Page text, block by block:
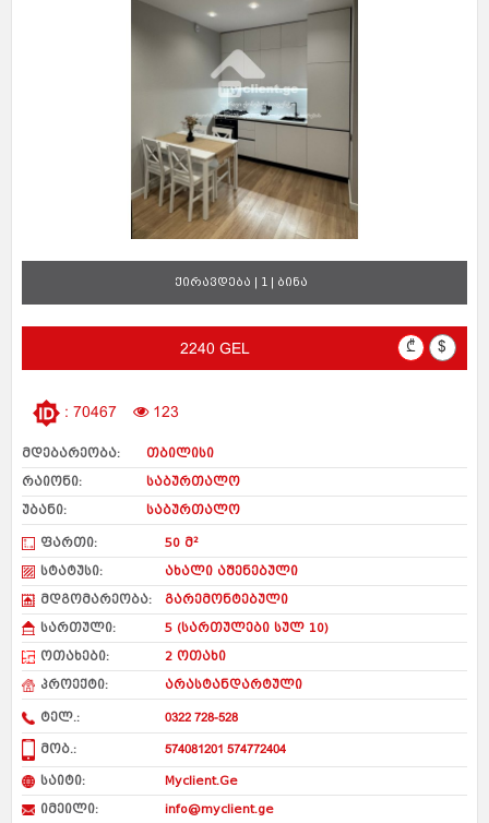
ქირავდება | 1 | ბინა
2240 GEL ₾ $
: 70467 123
მდებარეობა:
თბილისი
რაიონი:
საბურთალო
უბანი:
საბურთალო
ფართი:
50 მ²
სტატუსი:
ახალი აშენებული
მდგომარეობა:
გარემონტებული
სართული:
5 (სართულები სულ 10)
ოთახები:
2 ოთახი
პროექტი:
არასტანდარტული
ტელ.: 0322 728-528
მობ.: 574081201 574772404
საიტი:
Myclient.Ge
იმეილი:
info@myclient.ge